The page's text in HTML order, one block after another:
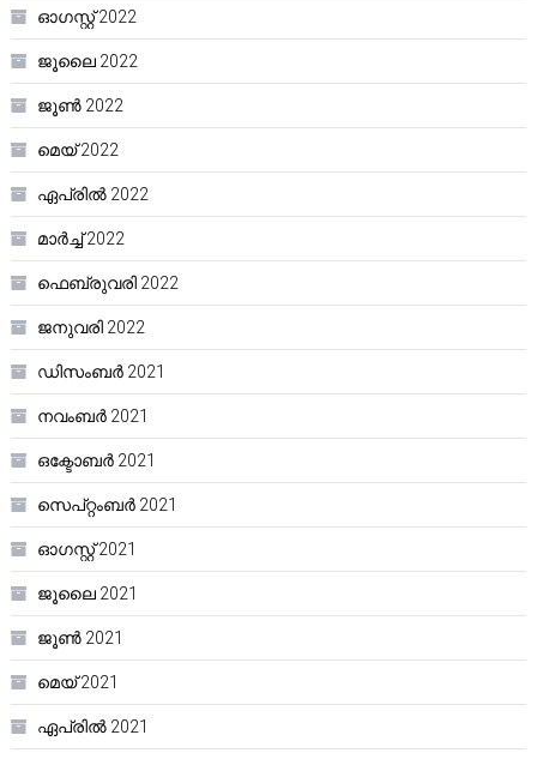
ഓഗസ്റ്റ്‌ 2022
ജൂലൈ 2022
ജൂൺ 2022
മെയ്‌ 2022
ഏപ്രിൽ 2022
മാർച്ച്‌ 2022
ഫെബ്രുവരി 2022
ജനുവരി 2022
ഡിസംബർ 2021
നവംബർ 2021
ഒക്ടോബർ 2021
സെപ്റ്റംബർ 2021
ഓഗസ്റ്റ്‌ 2021
ജൂലൈ 2021
ജൂൺ 2021
മെയ്‌ 2021
ഏപ്രിൽ 2021